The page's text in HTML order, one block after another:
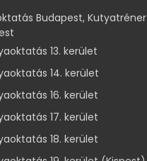
Budapest, Kutyatréner
13. kerület
14. kerület
16. kerület
17. kerület
18. kerület